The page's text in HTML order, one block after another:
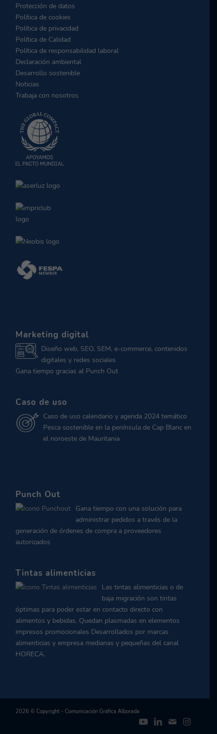
Protección de datos
Política de cookies
Política de privacidad
Política de Calidad
Política de responsabilidad laboral
Declaración ambiental
Desarrollo sostenible
Noticias
Trabaja con nosotros
Marketing digital
Diseño web, SEO, SEM, e-commerce, contenidos
digitales y redes sociales
Gana tiempo gracias al Punch Out
Caso de uso
Caso de uso calendario y agenda 2024 temático
Pesca sostenible en la península de Cap Blanc en
el noroeste de Mauritania
Punch Out
Gana tiempo con una solución para
administrar pedidos a través de la
generación de órdenes de compra a proveedores
autorizados
Tintas alimenticias
Las tintas alimenticias o de
baja migración son tintas
óptimas para poder estar en contacto directo con
alimentos y bebidas. Quedan plasmadas en elementos
impresos promocionales Desarrollados por marcas
alimenticias y empresa medianas y pequeñas del canal
HORECA.
2026 © Copyright - Comunicación Gráfica Alborada